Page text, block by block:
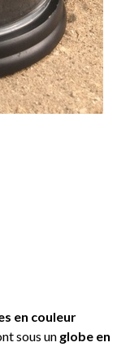
en couleur
sous un globe en